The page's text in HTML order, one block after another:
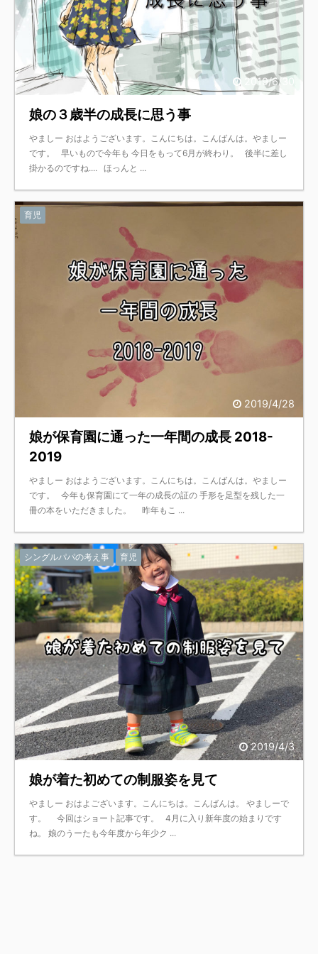
2019/6/30
娘の３歳半の成長に思う事
やましー おはようございます。こんにちは。こんばんは。やましー
です。 早いもので今年も 今日をもって6月が終わり。 後半に差し
掛かるのですね.... ほっんと ...
2019/4/28
育児
娘が保育園に通った一年間の成長 2018-
2019
やましー おはようございます。こんにちは。こんばんは。やましー
です。 今年も保育園にて一年の成長の証の 手形を足型を残した一
冊の本をいただきました。 昨年もこ ...
2019/4/3
シングルパパの考え事 育児
娘が着た初めての制服姿を見て
やましー おはよございます。こんにちは。こんばんは。 やましーで
す。 今回はショート記事です。 4月に入り新年度の始まりです
ね。 娘のうーたも今年度から年少ク ...